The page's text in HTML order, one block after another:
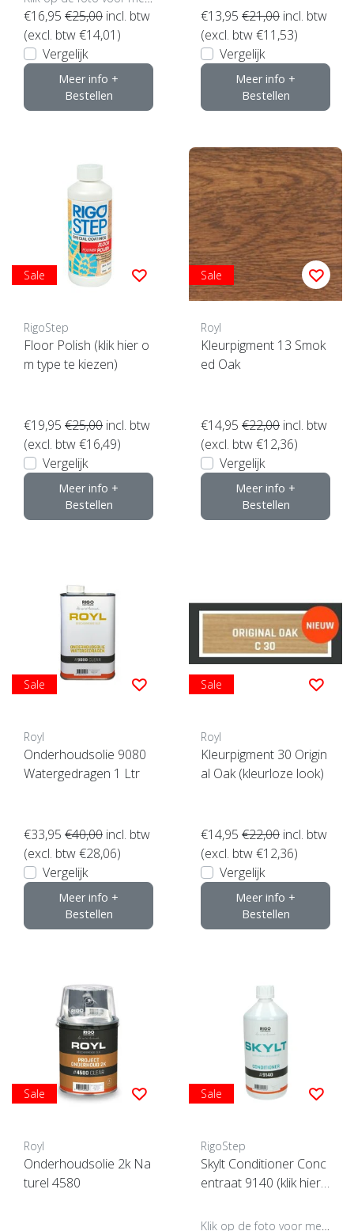
€16,95 €25,00 incl. btw
(excl. btw €14,01)
Vergelijk
Meer info +
Bestellen
€13,95 €21,00 incl. btw
(excl. btw €11,53)
Vergelijk
Meer info +
Bestellen
Sale
RigoStep
Floor Polish (klik hier o
m type te kiezen)
€19,95 €25,00 incl. btw
(excl. btw €16,49)
Vergelijk
Meer info +
Bestellen
Sale
Royl
Kleurpigment 13 Smok
ed Oak
€14,95 €22,00 incl. btw
(excl. btw €12,36)
Vergelijk
Meer info +
Bestellen
Sale
Royl
Onderhoudsolie 9080
Watergedragen 1 Ltr
€33,95 €40,00 incl. btw
(excl. btw €28,06)
Vergelijk
Meer info +
Bestellen
Sale
Royl
Kleurpigment 30 Origin
al Oak (kleurloze look)
€14,95 €22,00 incl. btw
(excl. btw €12,36)
Vergelijk
Meer info +
Bestellen
Sale
Royl
Onderhoudsolie 2k Na
turel 4580
Sale
RigoStep
Skylt Conditioner Conc
entraat 9140 (klik hier v